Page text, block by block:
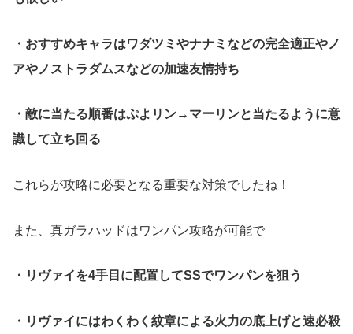
・おすすめキャラはワダツミやナナミなどの完全適正やノ
アやノストラダムスなどの加速友情持ち
・敵に当たる順番はぷよリン→マーリンと当たるように意
識して立ち回る
これらが攻略に必要となる重要な対策でしたね！
また、真ガラハッドはワンパン攻略が可能で
・リヴァイを4手目に配置してSSでワンパンを狙う
・リヴァイにはわくわく紋章による火力の底上げと速必殺